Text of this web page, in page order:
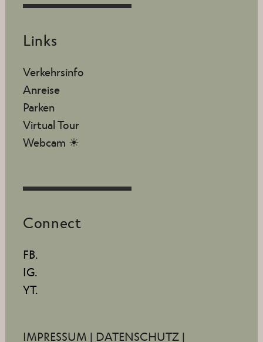
Links
Verkehrsinfo
Anreise
Parken
Virtual Tour
Webcam ☀
Connect
FB.
IG.
YT.
IMPRESSUM | DATENSCHUTZ |